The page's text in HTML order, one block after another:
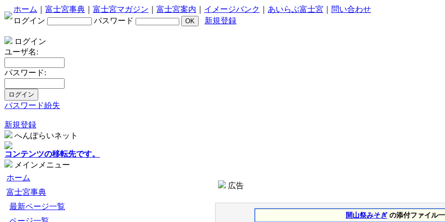
ホーム 富士宮事典 富士宮マガジン 富士宮案内 イメージバンク あいらぶ富士宮
問い合わせ
ログイン
パスワード 新規登録
ログイン
ユーザ名:
パスワード:
パスワード紛失
新規登録
へんぽらいネット
コンテンツの移転先です。
メインメニュー
ホーム
富士宮事典
最新ページ一覧
広告
開山祭みそぎの添付ファイル